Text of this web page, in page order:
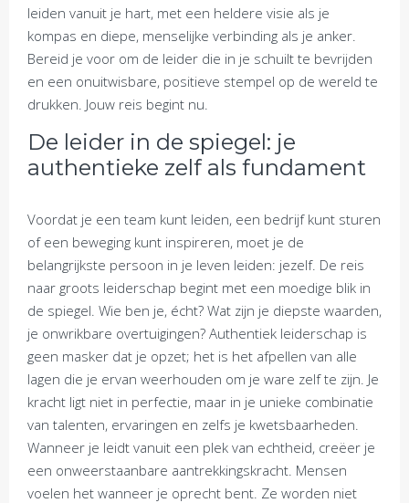
leiden vanuit je hart, met een heldere visie als je
kompas en diepe, menselijke verbinding als je anker.
Bereid je voor om de leider die in je schuilt te bevrijden
en een onuitwisbare, positieve stempel op de wereld te
drukken. Jouw reis begint nu.
De leider in de spiegel: je
authentieke zelf als fundament
Voordat je een team kunt leiden, een bedrijf kunt sturen
of een beweging kunt inspireren, moet je de
belangrijkste persoon in je leven leiden: jezelf. De reis
naar groots leiderschap begint met een moedige blik in
de spiegel. Wie ben je, écht? Wat zijn je diepste waarden,
je onwrikbare overtuigingen? Authentiek leiderschap is
geen masker dat je opzet; het is het afpellen van alle
lagen die je ervan weerhouden om je ware zelf te zijn. Je
kracht ligt niet in perfectie, maar in je unieke combinatie
van talenten, ervaringen en zelfs je kwetsbaarheden.
Wanneer je leidt vanuit een plek van echtheid, creëer je
een onweerstaanbare aantrekkingskracht. Mensen
voelen het wanneer je oprecht bent. Ze worden niet